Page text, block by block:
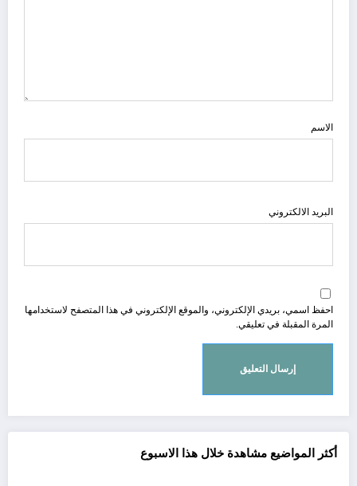
الاسم
البريد الالكتروني
احفظ اسمي، بريدي الإلكتروني، والموقع الإلكتروني في هذا المتصفح لاستخدامها
المرة المقبلة في تعليقي.
أكثر المواضيع مشاهدة خلال هذا الاسبوع